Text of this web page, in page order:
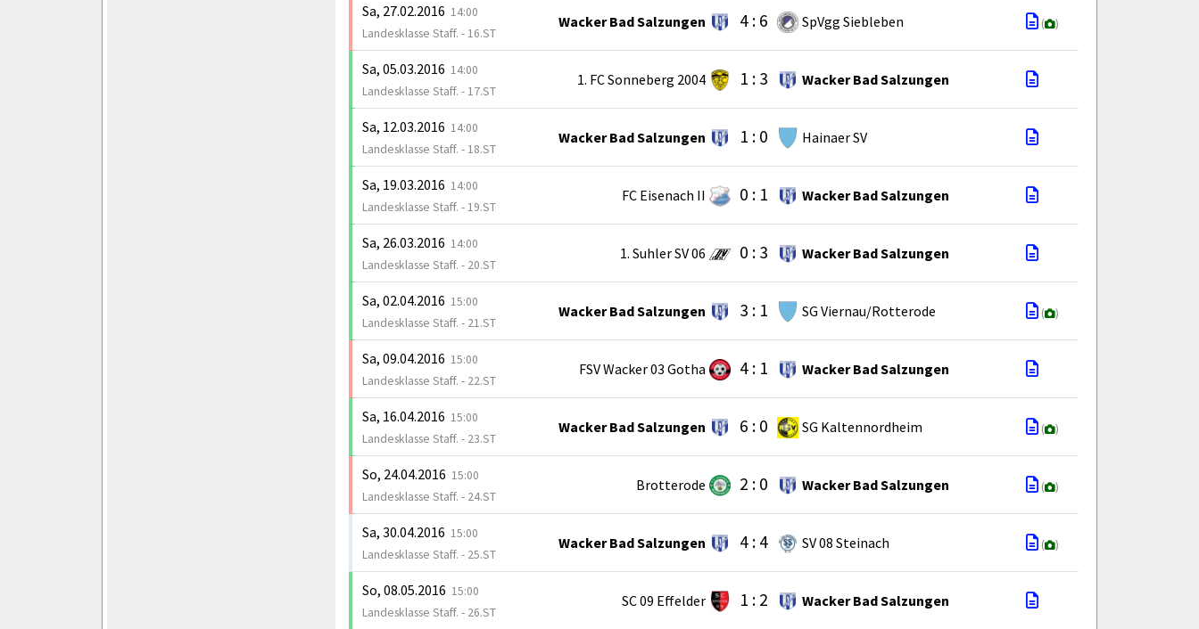
Sa, 27.02.2016 14:00
Landesklasse Staff. - 16.ST
Wacker Bad Salzungen 4 : 6 SpVgg Siebleben ( )
Sa, 05.03.2016 14:00
Landesklasse Staff. - 17.ST
1. FC Sonneberg 2004 1 : 3 Wacker Bad Salzungen
Sa, 12.03.2016 14:00
Landesklasse Staff. - 18.ST
Wacker Bad Salzungen 1 : 0 Hainaer SV
Sa, 19.03.2016 14:00
Landesklasse Staff. - 19.ST
FC Eisenach II 0 : 1 Wacker Bad Salzungen
Sa, 26.03.2016 14:00
Landesklasse Staff. - 20.ST
1. Suhler SV 06 0 : 3 Wacker Bad Salzungen
Sa, 02.04.2016 15:00
Landesklasse Staff. - 21.ST
Wacker Bad Salzungen 3 : 1 SG Viernau/Rotterode ( )
Sa, 09.04.2016 15:00
Landesklasse Staff. - 22.ST
FSV Wacker 03 Gotha 4 : 1 Wacker Bad Salzungen
Sa, 16.04.2016 15:00
Landesklasse Staff. - 23.ST
Wacker Bad Salzungen 6 : 0 SG Kaltennordheim ( )
So, 24.04.2016 15:00
Landesklasse Staff. - 24.ST
Brotterode 2 : 0 Wacker Bad Salzungen ( )
Sa, 30.04.2016 15:00
Landesklasse Staff. - 25.ST
Wacker Bad Salzungen 4 : 4 SV 08 Steinach ( )
So, 08.05.2016 15:00
Landesklasse Staff. - 26.ST
SC 09 Effelder 1 : 2 Wacker Bad Salzungen